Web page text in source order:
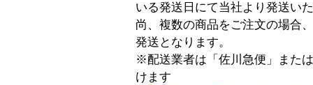
いる発送日にて当社より発送い
尚、複数の商品をご注文の場合
発送となります。
※配送業者は「佐川急便」また
けます